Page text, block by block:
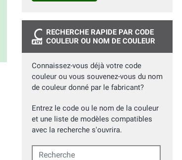
RECHERCHE RAPIDE PAR CODE
COULEUR OU NOM DE COULEUR
Connaissez-vous déjà votre code
couleur ou vous souvenez-vous du nom
de couleur donné par le fabricant?
Entrez le code ou le nom de la couleur
et une liste de modèles compatibles
avec la recherche s'ouvrira.
Recherche